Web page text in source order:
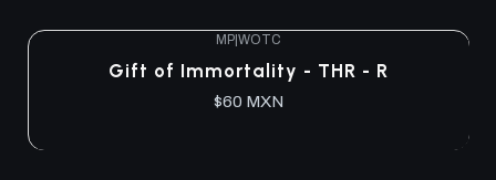
MP| WOTC
Gift of Immortality - THR - R
$60 MXN